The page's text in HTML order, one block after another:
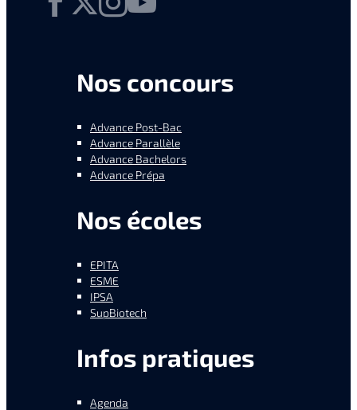
Facebook
X Instagram
YouTube
Nos concours
Advance Post-Bac
Advance Parallèle
Advance Bachelors
Advance Prépa
Nos écoles
EPITA
ESME
IPSA
SupBiotech
Infos pratiques
Agenda